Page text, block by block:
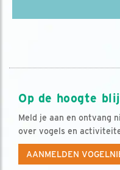
Op de hoogte
Meld je aan en ontvang
over vogels en
AANMELDEN